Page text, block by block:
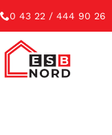
0 43 22 / 444 90 26